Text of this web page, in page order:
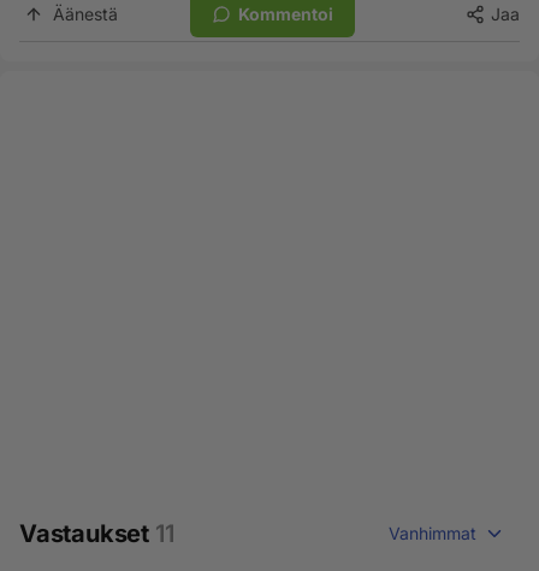
Äänestä Kommentoi Jaa
Vastaukset 11 Vanhimmat